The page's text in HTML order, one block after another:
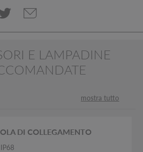
E LAMPADINE
mostra tutto
DI COLLEGAMENTO